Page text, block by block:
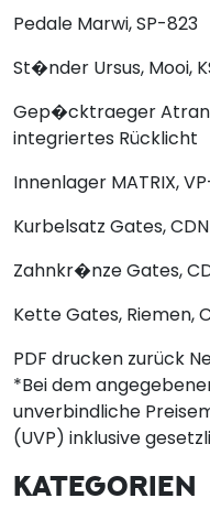
Pedale Marwi, SP-823
St�nder Ursus, Mooi,
Gep�cktraeger
integriertes Rücklicht
Innenlager MATRIX,
Kurbelsatz Gates,
Zahnkr�nzeGates,
KetteGates, Riemen,
PDF drucken zurück
*Bei dem
unverbindliche
(UVP) inklusive
KATEGORIEN